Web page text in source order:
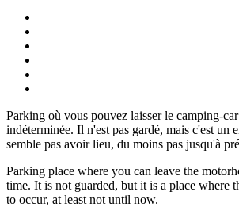
Parking où vous pouvez laisser le camping-
indéterminée. Il n'est pas gardé, mais c'est un
semble pas avoir lieu, du moins pas jusqu'à
Parking place where you can leave the
time. It is not guarded, but it is a place where
to occur, at least not until now.